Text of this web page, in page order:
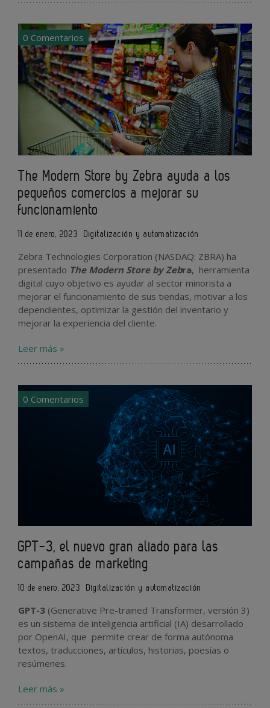
0 Comentarios
The Modern Store by Zebra ayuda a los
pequeños comercios a mejorar su
funcionamiento
11 de enero, 2023 Digitalización y automatización
Zebra Technologies Corporation (NASDAQ: ZBRA) ha
presentado The Modern Store by Zebra, herramienta
digital cuyo objetivo es ayudar al sector minorista a
mejorar el funcionamiento de sus tiendas, motivar a los
dependientes, optimizar la gestión del inventario y
mejorar la experiencia del cliente.
Leer más »
0 Comentarios
GPT-3, el nuevo gran aliado para las
campañas de marketing
10 de enero, 2023 Digitalización y automatización
GPT-3 (Generative Pre-trained Transformer, versión 3)
es un sistema de inteligencia artificial (IA) desarrollado
por OpenAI, que permite crear de forma autónoma
textos, traducciones, artículos, historias, poesías o
resúmenes.
Leer más »